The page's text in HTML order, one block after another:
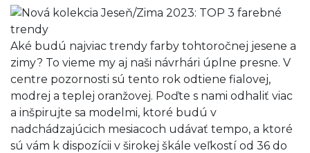
Aké budú najviac trendy farby tohtoročnej jesene a
zimy? To vieme my aj naši návrhári úplne presne. V
centre pozornosti sú tento rok odtiene fialovej,
modrej a teplej oranžovej. Poďte s nami odhaliť viac
a inšpirujte sa modelmi, ktoré budú v
nadchádzajúcich mesiacoch udávať tempo, a ktoré
sú vám k dispozícii v širokej škále veľkostí od 36 do